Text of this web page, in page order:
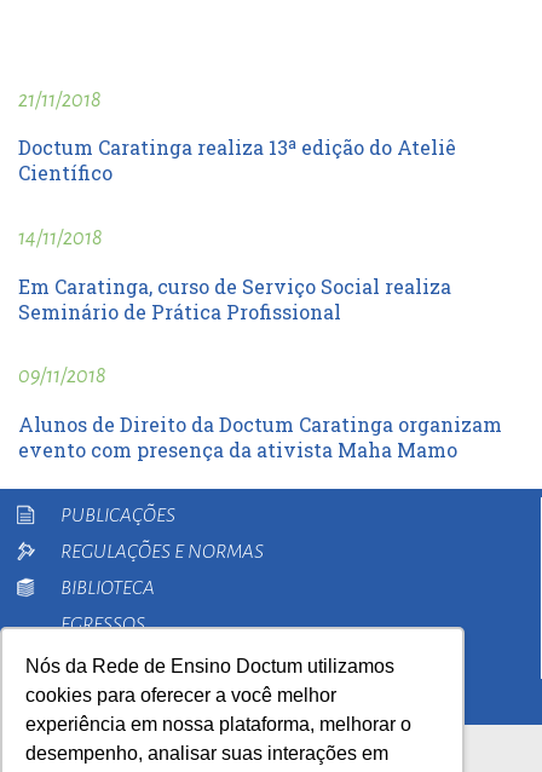
Nós da Rede de Ensino Doctum utilizamos
cookies para oferecer a você melhor
experiência em nossa plataforma, melhorar o
desempenho, analisar suas interações em
21/11/2018
Doctum Caratinga realiza 13ª edição do Ateliê
Científico
14/11/2018
Em Caratinga, curso de Serviço Social realiza
Seminário de Prática Profissional
09/11/2018
Alunos de Direito da Doctum Caratinga organizam
evento com presença da ativista Maha Mamo
PUBLICAÇÕES
REGULAÇÕES E NORMAS
BIBLIOTECA
EGRESSOS
PESQUISA
EXTENSÃO